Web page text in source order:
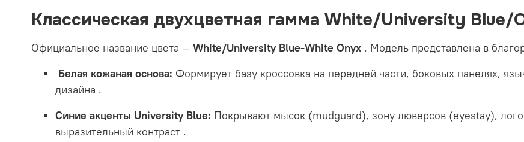
Классическая двухцветная гамма White/University Blue/
Официальное название цвета — White/University Blue-White Onyx . Модель представлена в
Белая кожаная основа: Формирует базу кроссовка на передней части, боковых панелях,
дизайна .
Синие акценты University Blue: Покрывают мысок (mudguard), зону люверсов (eyestay),
выразительный контраст .